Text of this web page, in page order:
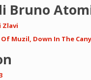
Bruno
Of Muzil, Down In The